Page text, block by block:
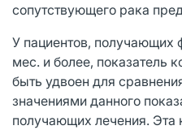
сопутствующего рака
У пациентов, получающих
мес. и более, показатель
быть удвоен для
значениями данного
получающих лечения. Эта